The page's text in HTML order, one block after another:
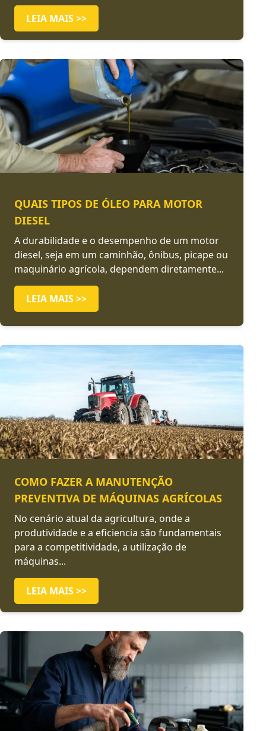
LEIA MAIS >>
QUAIS TIPOS DE ÓLEO PARA MOTOR
DIESEL
A durabilidade e o desempenho de um motor
diesel, seja em um caminhão, ônibus, picape ou
maquinário agrícola, dependem diretamente...
LEIA MAIS >>
COMO FAZER A MANUTENÇÃO
PREVENTIVA DE MÁQUINAS AGRÍCOLAS
No cenário atual da agricultura, onde a
produtividade e a eficiencia são fundamentais
para a competitividade, a utilização de
máquinas...
LEIA MAIS >>